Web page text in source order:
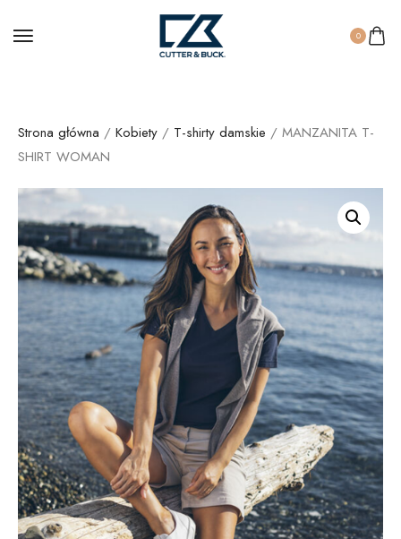
0
Strona główna / Kobiety / T-shirty damskie / MANZANITA T-
SHIRT WOMAN